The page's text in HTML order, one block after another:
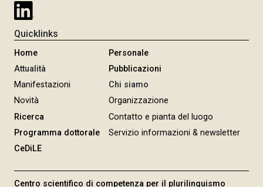
Quicklinks
Home
Attualità
Manifestazioni
Novità
Ricerca
Programma dottorale
CeDiLE
Personale
Pubblicazioni
Chi siamo
Organizzazione
Contatto e pianta del luogo
Servizio informazioni & newsletter
Centro scientifico di competenza per il plurilinguismo